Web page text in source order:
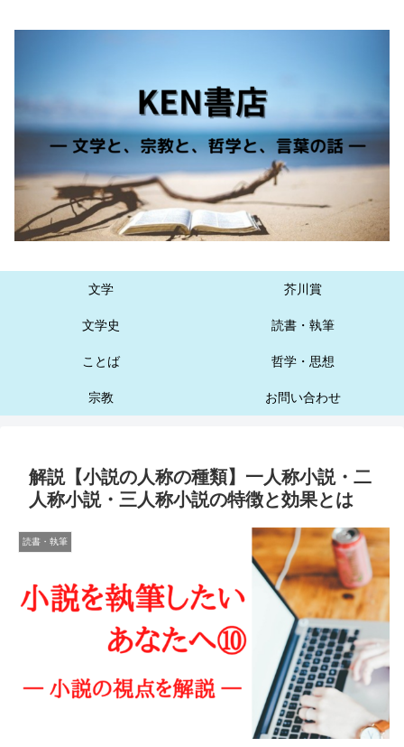
文学 芥川賞
文学史 読書・執筆
ことば 哲学・思想
宗教 お問い合わせ
解説【小説の人称の種類】一人称小説・二
人称小説・三人称小説の特徴と効果とは
読書・執筆